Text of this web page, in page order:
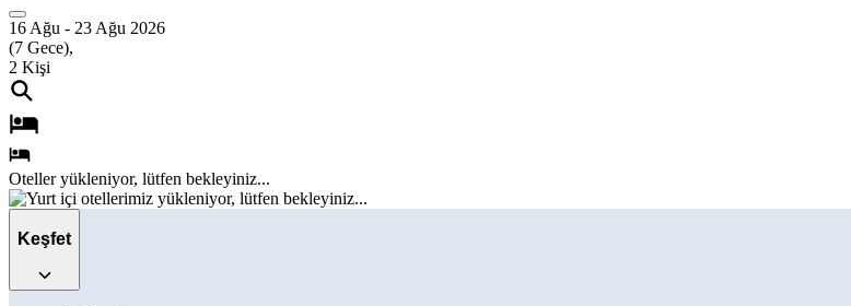
16 Ağu - 23 Ağu 2026
(7 Gece),
2 Kişi
Otelleryükleniyor, lütfen bekleyiniz...
Keşfet